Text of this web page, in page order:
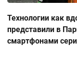
Технологии как
представили в
смартфонами